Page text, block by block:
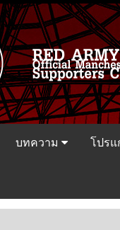
บทความ โปรแ